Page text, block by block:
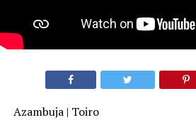
Azambuja | Toiro